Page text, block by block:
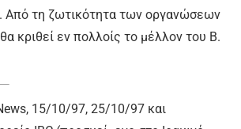
Από τη ζωτικότητα των οργανώσεων
κριθεί εν πολλοίς το μέλλον του Β.
15/10/97, 25/10/97 και